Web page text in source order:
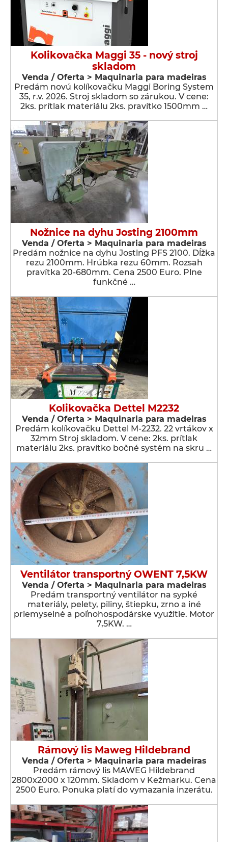
Kolikovačka Maggi 35 - nový stroj
skladom
Venda / Oferta > Maquinaria para madeiras
Predám novú kolíkovačku Maggi Boring System
35, r.v. 2026. Stroj skladom so zárukou. V cene:
2ks. prítlak materiálu 2ks. pravítko 1500mm …
Nožnice na dyhu Josting 2100mm
Venda / Oferta > Maquinaria para madeiras
Predám nožnice na dyhu Josting PFS 2100. Dĺžka
rezu 2100mm. Hrúbka rezu 60mm. Rozsah
pravítka 20-680mm. Cena 2500 Euro. Plne
funkčné …
Kolikovačka Dettel M2232
Venda / Oferta > Maquinaria para madeiras
Predám kolíkovačku Dettel M-2232. 22 vrtákov x
32mm Stroj skladom. V cene: 2ks. prítlak
materiálu 2ks. pravítko bočné systém na skru …
Ventilátor transportný OWENT 7,5KW
Venda / Oferta > Maquinaria para madeiras
Predám transportný ventilátor na sypké
materiály, pelety, piliny, štiepku, zrno a iné
priemyselné a poľnohospodárske využitie. Motor
7,5KW. …
Rámový lis Maweg Hildebrand
Venda / Oferta > Maquinaria para madeiras
Predám rámový lis MAWEG Hildebrand
2800x2000 x 120mm. Skladom v Kežmarku. Cena
2500 Euro. Ponuka platí do vymazania inzerátu.